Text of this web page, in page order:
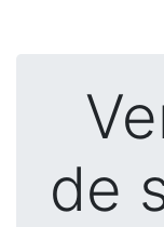
de